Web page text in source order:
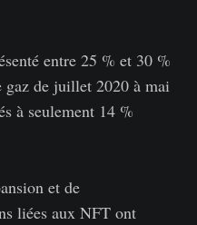
entre 25 % et 30 %
gaz de juillet 2020 à mai
à seulement 14 %
et de
liées aux NFT ont